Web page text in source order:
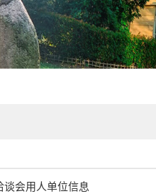
谈会用人单位信息